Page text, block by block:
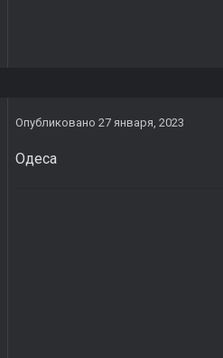
Опубликовано 27 января, 2023
Одеса